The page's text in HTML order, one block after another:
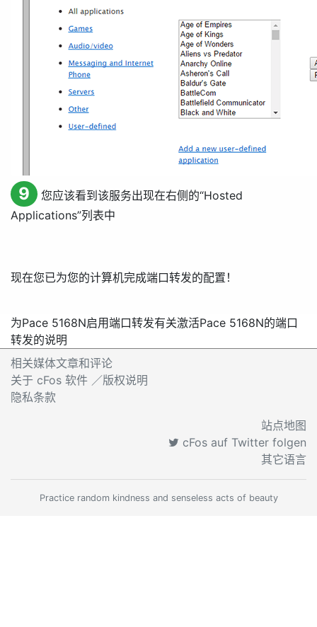
9 您应该看到该服务出现在右侧的“Hosted
Applications”列表中
现在您已为您的计算机完成端口转发的配置！
为Pace 5168N启用端口转发有关激活Pace 5168N的端口
转发的说明
相关媒体文章和评论
关于 cFos 软件 ／版权说明
隐私条款
站点地图
cFos auf Twitter folgen
其它语言
Practice random kindness and senseless acts of beauty